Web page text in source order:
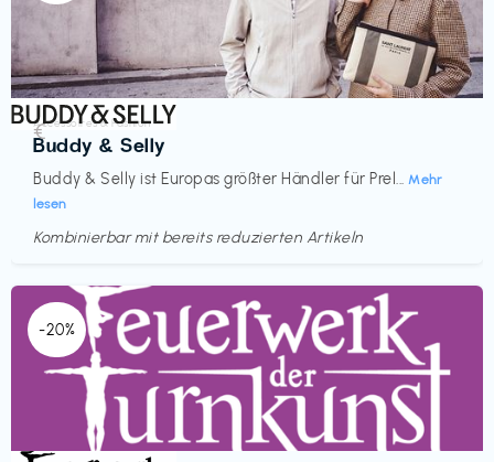
Accessoires & Fashion
Buddy & Selly
Buddy & Selly ist Europas größter Händler für Prel... Mehr
lesen
€‎
Kombinierbar mit bereits reduzierten Artikeln
-20%